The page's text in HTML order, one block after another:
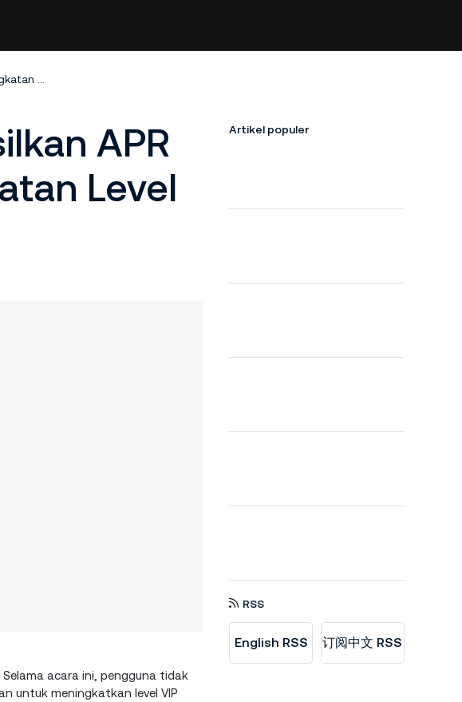
Kampanye Setoran KuCoin: Hasilkan APR hingga 50% di USDT & Peningkatan Level VIP
APR
Level
. Selama acara ini, pengguna tidak
untuk meningkatkan level VIP
Artikel populer
RSS
English RSS 订阅中文 RSS